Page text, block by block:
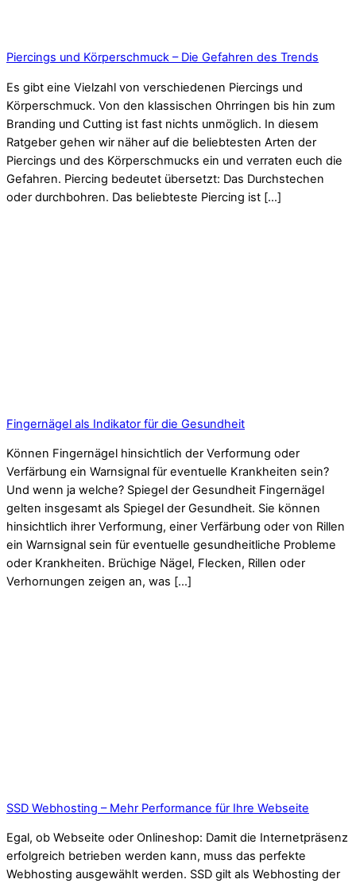
Piercings und Körperschmuck – Die Gefahren des Trends
Es gibt eine Vielzahl von verschiedenen Piercings und
Körperschmuck. Von den klassischen Ohrringen bis hin zum
Branding und Cutting ist fast nichts unmöglich. In diesem
Ratgeber gehen wir näher auf die beliebtesten Arten der
Piercings und des Körperschmucks ein und verraten euch die
Gefahren. Piercing bedeutet übersetzt: Das Durchstechen
oder durchbohren. Das beliebteste Piercing ist […]
Fingernägel als Indikator für die Gesundheit
Können Fingernägel hinsichtlich der Verformung oder
Verfärbung ein Warnsignal für eventuelle Krankheiten sein?
Und wenn ja welche? Spiegel der Gesundheit Fingernägel
gelten insgesamt als Spiegel der Gesundheit. Sie können
hinsichtlich ihrer Verformung, einer Verfärbung oder von Rillen
ein Warnsignal sein für eventuelle gesundheitliche Probleme
oder Krankheiten. Brüchige Nägel, Flecken, Rillen oder
Verhornungen zeigen an, was […]
SSD Webhosting – Mehr Performance für Ihre Webseite
Egal, ob Webseite oder Onlineshop: Damit die Internetpräsenz
erfolgreich betrieben werden kann, muss das perfekte
Webhosting ausgewählt werden. SSD gilt als Webhosting der